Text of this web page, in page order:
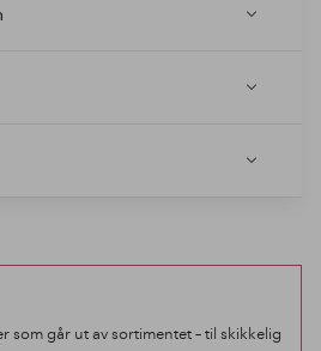
som går ut av sortimentet – til skikkelig